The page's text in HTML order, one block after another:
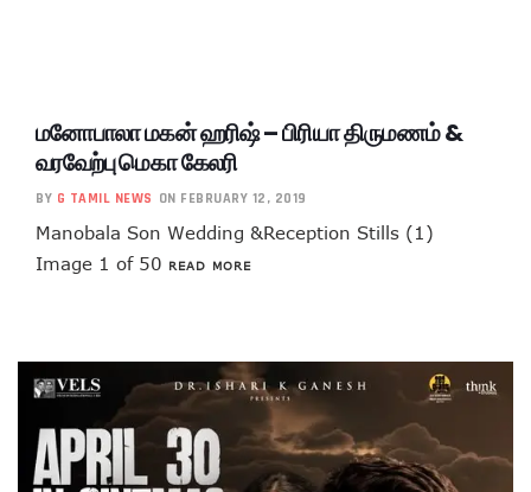
மனோபாலா மகன் ஹரிஷ் – பிரியா திருமணம் &
வரவேற்பு மெகா கேலரி
BY G TAMIL NEWS ON FEBRUARY 12, 2019
Manobala Son Wedding &Reception Stills (1)
Image 1 of 50 READ MORE